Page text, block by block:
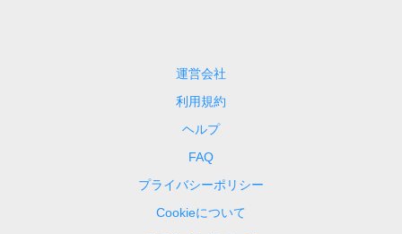
運営会社
利用規約
ヘルプ
FAQ
プライバシーポリシー
Cookieについて